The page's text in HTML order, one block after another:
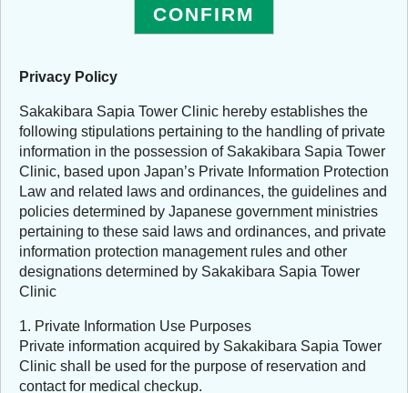
Privacy Policy
Sakakibara Sapia Tower Clinic hereby establishes the
following stipulations pertaining to the handling of private
information in the possession of Sakakibara Sapia Tower
Clinic, based upon Japan’s Private Information Protection
Law and related laws and ordinances, the guidelines and
policies determined by Japanese government ministries
pertaining to these said laws and ordinances, and private
information protection management rules and other
designations determined by Sakakibara Sapia Tower
Clinic
1. Private Information Use Purposes
Private information acquired by Sakakibara Sapia Tower
Clinic shall be used for the purpose of reservation and
contact for medical checkup.